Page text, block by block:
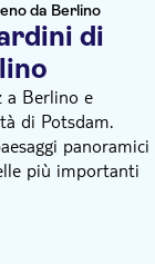
da Berlino
di
a Berlino e
di Potsdam.
panoramici
più importanti
visita guidata a
scoprirete punti